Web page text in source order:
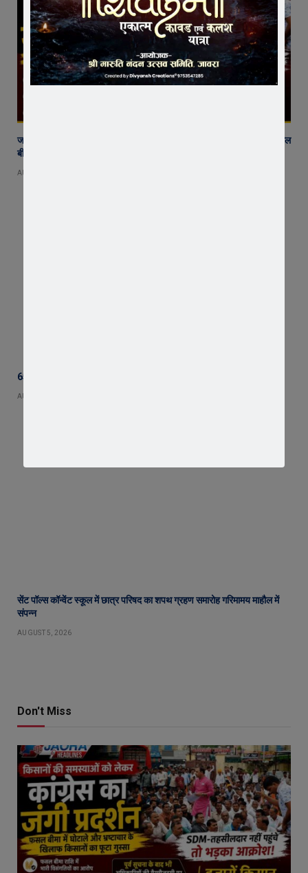
जावरा में किसानों और कांग्रेस का जंगी प्रदर्शन, राजस्व विभाग में भ्रष्टाचार और फसल
बीमा पर जताया आक्रोश
AUGUST 6, 2026
65 हजार रुपए भाड़ा न देने का आरोप, ट्रक चालक ने एसडीएम को सौंपा ज्ञापन
AUGUST 5, 2026
सेंट पॉल्स कॉन्वेंट स्कूल में छात्र परिषद का शपथ ग्रहण समारोह गरिमामय माहौल में
संपन्न
AUGUST 5, 2026
Don't Miss